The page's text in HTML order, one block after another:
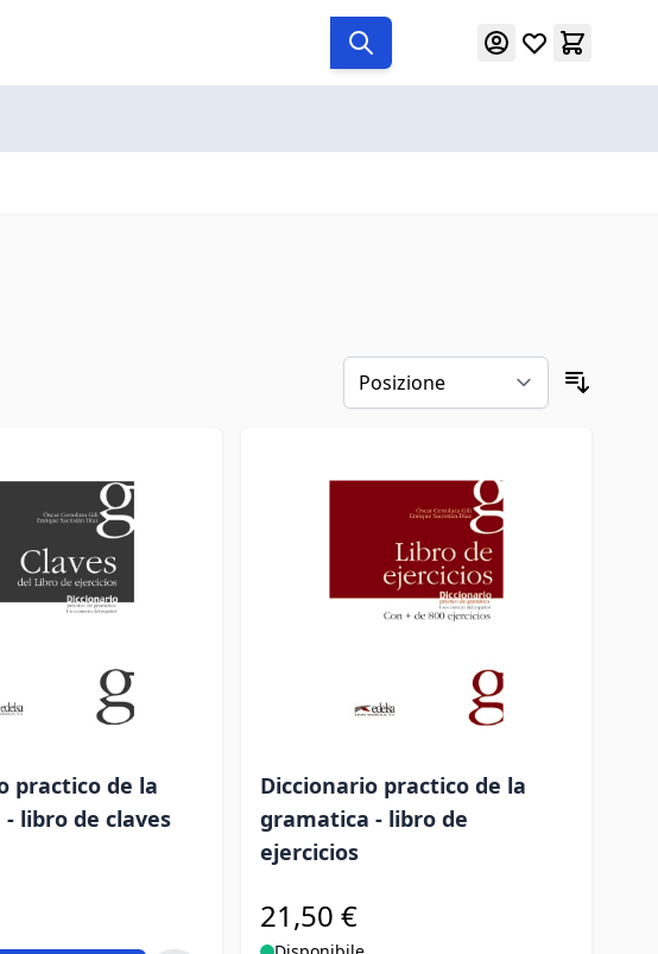
practico de la
libro de claves
Diccionario practico de la
gramatica - libro de
ejercicios
21,50 €